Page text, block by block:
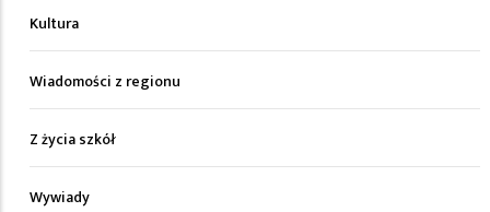
Kultura
Wiadomości z regionu
Z życia szkół
Wywiady